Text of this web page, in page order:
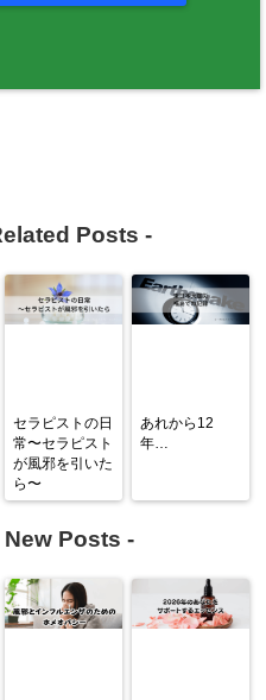
Posts -
セラピストの日
常〜セラピスト
が風邪を引いた
ら〜
あれから12
年…
New Posts -